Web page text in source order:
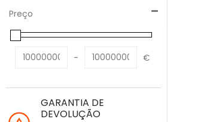
Preço
Minimum Price
-
Maximum Price
€
GARANTIA DE
DEVOLUÇÃO